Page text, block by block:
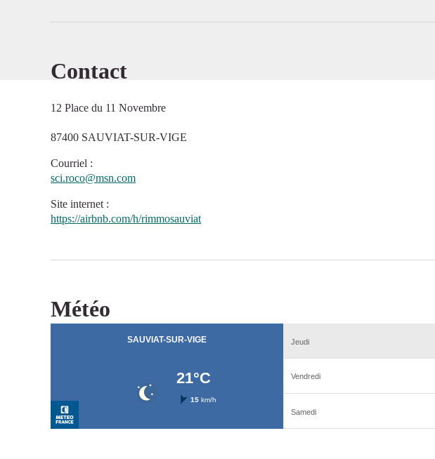
Contact
12 Place du 11 Novembre
87400 SAUVIAT-SUR-VIGE
Courriel :
sci.roco@msn.com
Site internet :
https://airbnb.com/h/rimmosauviat
Météo